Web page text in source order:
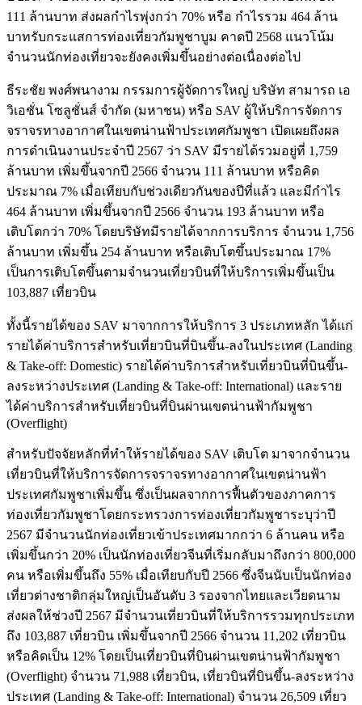
111 ล้านบาท ส่งผลกำไรพุ่งกว่า 70% หรือ กำไรรวม 464 ล้าน
บาทรับกระแสการท่องเที่ยวกัมพูชาบูม คาดปี 2568 แนวโน้ม
จำนวนนักท่องเที่ยวจะยังคงเพิ่มขึ้นอย่างต่อเนื่องต่อไป
ธีระชัย พงศ์พนางาม กรรมการผู้จัดการใหญ่ บริษัท สามารถ เอ
วิเอชั่น โซลูชั่นส์ จำกัด (มหาชน) หรือ SAV ผู้ให้บริการจัดการ
จราจรทางอากาศในเขตน่านฟ้าประเทศกัมพูชา เปิดเผยถึงผล
การดำเนินงานประจำปี 2567 ว่า SAV มีรายได้รวมอยู่ที่ 1,759
ล้านบาท เพิ่มขึ้นจากปี 2566 จำนวน 111 ล้านบาท หรือคิด
ประมาณ 7% เมื่อเทียบกับช่วงเดียวกันของปีที่แล้ว และมีกำไร
464 ล้านบาท เพิ่มขึ้นจากปี 2566 จำนวน 193 ล้านบาท หรือ
เติบโตกว่า 70% โดยบริษัทมีรายได้จากการบริการ จำนวน 1,756
ล้านบาท เพิ่มขึ้น 254 ล้านบาท หรือเติบโตขึ้นประมาณ 17%
เป็นการเติบโตขึ้นตามจำนวนเที่ยวบินที่ให้บริการเพิ่มขึ้นเป็น
103,887 เที่ยวบิน
ทั้งนี้รายได้ของ SAV มาจากการให้บริการ 3 ประเภทหลัก ได้แก่
รายได้ค่าบริการสำหรับเที่ยวบินที่บินขึ้น-ลงในประเทศ (Landing
& Take-off: Domestic) รายได้ค่าบริการสำหรับเที่ยวบินที่บินขึ้น-
ลงระหว่างประเทศ (Landing & Take-off: International) และราย
ได้ค่าบริการสำหรับเที่ยวบินที่บินผ่านเขตน่านฟ้ากัมพูชา
(Overflight)
สำหรับปัจจัยหลักที่ทำให้รายได้ของ SAV เติบโต มาจากจำนวน
เที่ยวบินที่ให้บริการจัดการจราจรทางอากาศในเขตน่านฟ้า
ประเทศกัมพูชาเพิ่มขึ้น ซึ่งเป็นผลจากการฟื้นตัวของภาคการ
ท่องเที่ยวกัมพูชาโดยกระทรวงการท่องเที่ยวกัมพูชาระบุว่าปี
2567 มีจำนวนนักท่องเที่ยวเข้าประเทศมากกว่า 6 ล้านคน หรือ
เพิ่มขึ้นกว่า 20% เป็นนักท่องเที่ยวจีนที่เริ่มกลับมาถึงกว่า 800,000
คน หรือเพิ่มขึ้นถึง 55% เมื่อเทียบกับปี 2566 ซึ่งจีนนับเป็นนักท่อง
เที่ยวต่างชาติกลุ่มใหญ่เป็นอันดับ 3 รองจากไทยและเวียดนาม
ส่งผลให้ช่วงปี 2567 มีจำนวนเที่ยวบินที่ให้บริการรวมทุกประเภท
ถึง 103,887 เที่ยวบิน เพิ่มขึ้นจากปี 2566 จำนวน 11,202 เที่ยวบิน
หรือคิดเป็น 12% โดยเป็นเที่ยวบินที่บินผ่านเขตน่านฟ้ากัมพูชา
(Overflight) จำนวน 71,988 เที่ยวบิน, เที่ยวบินที่บินขึ้น-ลงระหว่าง
ประเทศ (Landing & Take-off: International) จำนวน 26,509 เที่ยว